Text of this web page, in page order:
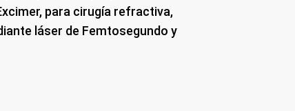
para cirugía refractiva,
láser de Femtosegundo y